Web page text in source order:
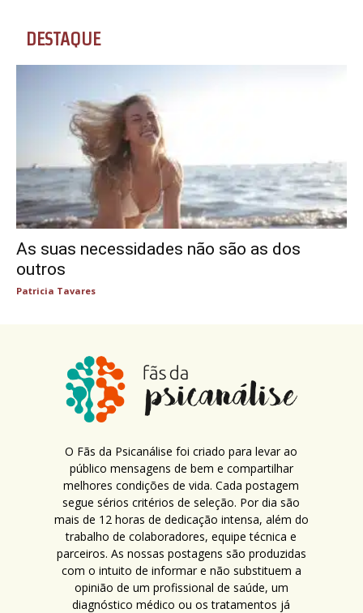
DESTAQUE
As suas necessidades não são as dos
outros
Patricia Tavares
O Fãs da Psicanálise foi criado para levar ao
público mensagens de bem e compartilhar
melhores condições de vida. Cada postagem
segue sérios critérios de seleção. Por dia são
mais de 12 horas de dedicação intensa, além do
trabalho de colaboradores, equipe técnica e
parceiros. As nossas postagens são produzidas
com o intuito de informar e não substituem a
opinião de um profissional de saúde, um
diagnóstico médico ou os tratamentos já